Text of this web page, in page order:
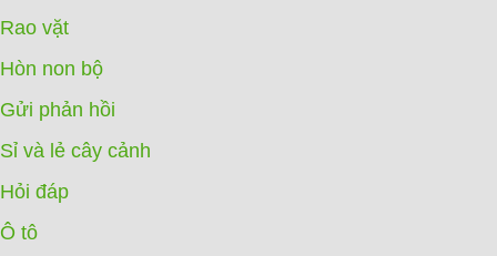
Rao vặt
Hòn non bộ
Gửi phản hồi
Sỉ và lẻ cây cảnh
Hỏi đáp
Ô tô